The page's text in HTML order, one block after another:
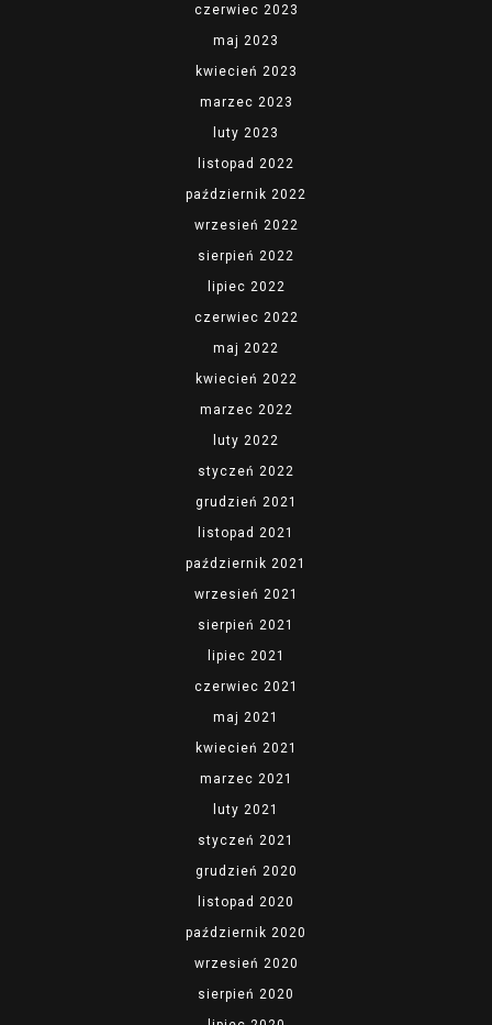
czerwiec 2023
maj 2023
kwiecień 2023
marzec 2023
luty 2023
listopad 2022
październik 2022
wrzesień 2022
sierpień 2022
lipiec 2022
czerwiec 2022
maj 2022
kwiecień 2022
marzec 2022
luty 2022
styczeń 2022
grudzień 2021
listopad 2021
październik 2021
wrzesień 2021
sierpień 2021
lipiec 2021
czerwiec 2021
maj 2021
kwiecień 2021
marzec 2021
luty 2021
styczeń 2021
grudzień 2020
listopad 2020
październik 2020
wrzesień 2020
sierpień 2020